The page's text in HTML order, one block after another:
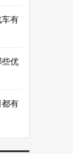
车有
些优
都有